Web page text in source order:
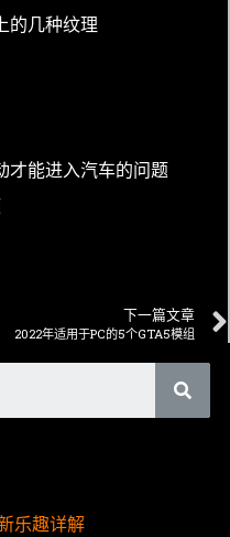
的几种纹理
才能进入汽车的问题
下一篇文章
2022年适用于PC的5个GTA5模组
乐趣详解